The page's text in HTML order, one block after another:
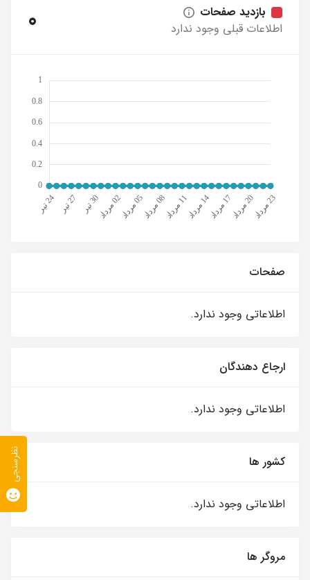
بازدید صفحات
اطلاعات قبلی وجود ندارد
0
صفحات
اطلاعاتی وجود ندارد.
ارجاع دهندگان
اطلاعاتی وجود ندارد.
کشور ها
اطلاعاتی وجود ندارد.
مروگر ها
نظرسنجی